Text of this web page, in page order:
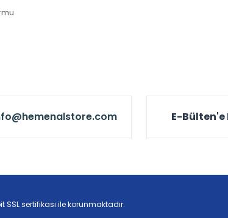
E-Bülten'e
SSL sertifikası ile korunmaktadır.